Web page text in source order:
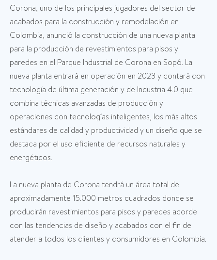
Corona, uno de los principales jugadores del sector de
acabados para la construcción y remodelación en
Colombia, anunció la construcción de una nueva planta
para la producción de revestimientos para pisos y
paredes en el Parque Industrial de Corona en Sopó. La
nueva planta entrará en operación en 2023 y contará con
tecnología de última generación y de Industria 4.0 que
combina técnicas avanzadas de producción y
operaciones con tecnologías inteligentes, los más altos
estándares de calidad y productividad y un diseño que se
destaca por el uso eficiente de recursos naturales y
energéticos.
La nueva planta de Corona tendrá un área total de
aproximadamente 15.000 metros cuadrados donde se
producirán revestimientos para pisos y paredes acorde
con las tendencias de diseño y acabados con el fin de
atender a todos los clientes y consumidores en Colombia.